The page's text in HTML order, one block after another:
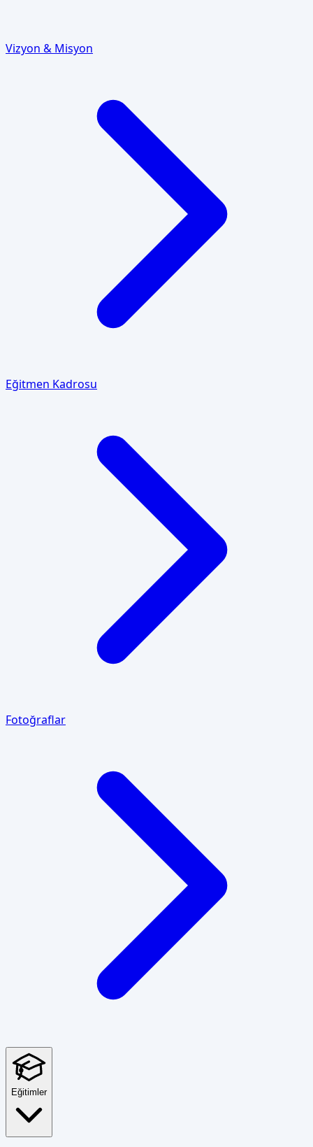
Vizyon & Misyon
Eğitmen Kadrosu
Fotoğraflar
Eğitimler